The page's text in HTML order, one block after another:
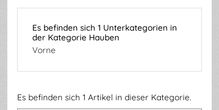
Es befinden sich 1 Unterkategorien in
der Kategorie Hauben
Vorne
Es befinden sich 1 Artikel in dieser Kategorie.